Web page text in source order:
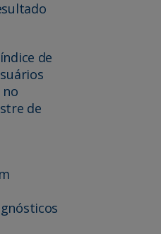
de
no
de